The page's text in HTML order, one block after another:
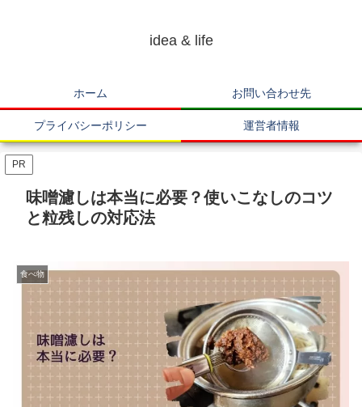
idea & life
ホーム お問い合わせ先
プライバシーポリシー 運営者情報
PR
味噌濾しは本当に必要？使いこなしのコツ
と粒残しの対応法
食べ物